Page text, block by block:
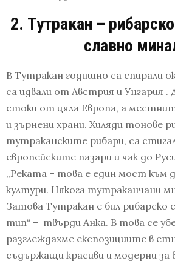
2. Тутракан –
славно
В Тутракан годишно са спирали
са идвали от Австрия и Унгария .
стоки от цяла Европа, а
и зърнени храни. Хиляди тонове
тутраканските рибари, са
европейските пазари и чак до
„Реката – това е един мост към
култури. Някога тутраканчани
Затова Тутракан е бил рибарско
тип“ – твърди Анка. В това се
разглеждахме експозициите в
съдържащи красиви и модерни за